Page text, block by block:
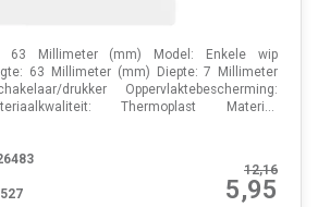
63 Millimeter (mm) Model: Enkele wip
63 Millimeter (mm) Diepte: 7 Millimeter
drukker Oppervlaktebescherming:
Thermoplast Materi...
12,16
5,95